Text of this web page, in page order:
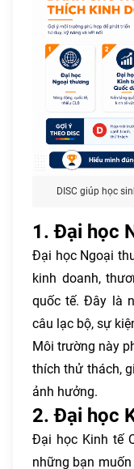
DISC giúp học
1. Đại học
Đại học Ngoại
kinh doanh,
quốc tế. Đây là
câu lạc bộ, sự
Môi trường này
thích thử thách,
ảnh hưởng.
2. Đại học
Đại học Kinh tế
những bạn